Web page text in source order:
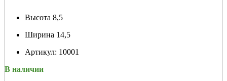
Высота 8,5
Ширина 14,5
Артикул: 10001
В наличии